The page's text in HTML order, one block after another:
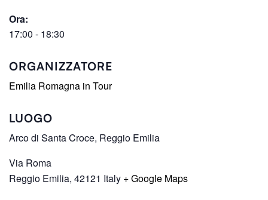
Ora:
17:00 - 18:30
ORGANIZZATORE
Emilia Romagna in Tour
LUOGO
Arco di Santa Croce, Reggio Emilia
Via Roma
Reggio Emilia, 42121 Italy + Google Maps